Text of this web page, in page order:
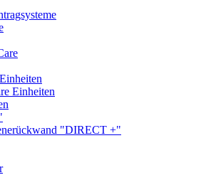
Einheiten
"DIRECT +"